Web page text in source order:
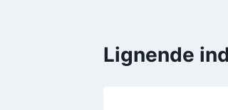
Lignende